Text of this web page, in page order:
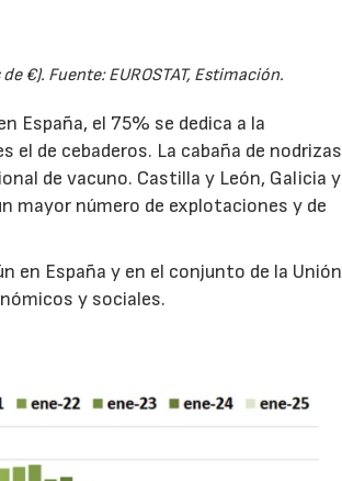
€). Fuente: EUROSTAT, Estimación.
España, el 75% se dedica a la
el de cebaderos. La cabaña de nodrizas
de vacuno. Castilla y León, Galicia y
mayor número de explotaciones y de
en España y en el conjunto de la Unión
y sociales.